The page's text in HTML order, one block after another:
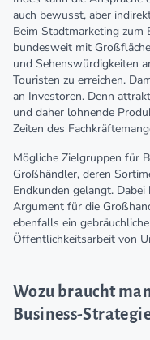
auch bewusst, aber
Beim Stadtmarketing zum
bundesweit mit
und Sehenswürdigkeiten
Touristen zu erreichen.
an Investoren. Denn
und daher lohnende
Zeiten des
Mögliche Zielgruppen für
Großhändler, deren
Endkunden gelangt.
Argument für die
ebenfalls ein
Öffentlichkeitsarbeit von
Wozu braucht
Business-